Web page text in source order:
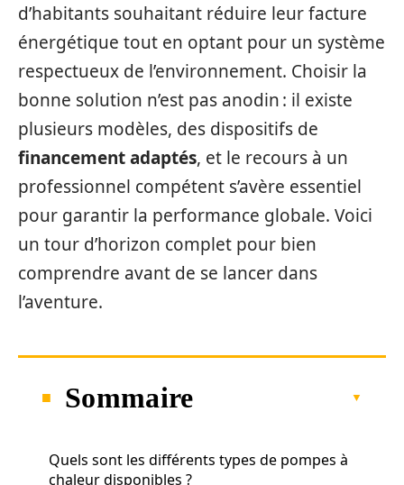
d’habitants souhaitant réduire leur facture
énergétique tout en optant pour un système
respectueux de l’environnement. Choisir la
bonne solution n’est pas anodin : il existe
plusieurs modèles, des dispositifs de
financement adaptés, et le recours à un
professionnel compétent s’avère essentiel
pour garantir la performance globale. Voici
un tour d’horizon complet pour bien
comprendre avant de se lancer dans
l’aventure.
Sommaire
Quels sont les différents types de pompes à
chaleur disponibles ?